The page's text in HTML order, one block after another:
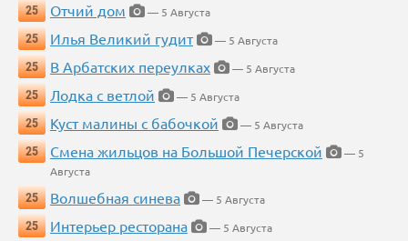
25
Отчий дом
— 5 Августа
25
Илья Великий гудит
— 5 Августа
25
В Арбатских переулках
— 5 Августа
25
Лодка с ветлой
— 5 Августа
25
Куст малины с бабочкой
— 5 Августа
25
Смена жильцов на Большой Печерской
— 5
Августа
25
Волшебная синева
— 5 Августа
25
Интерьер ресторана — 5 Августа